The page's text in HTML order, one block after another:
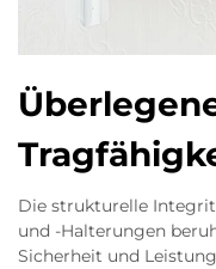
Die strukturelle
und -Halterungen
Sicherheit und